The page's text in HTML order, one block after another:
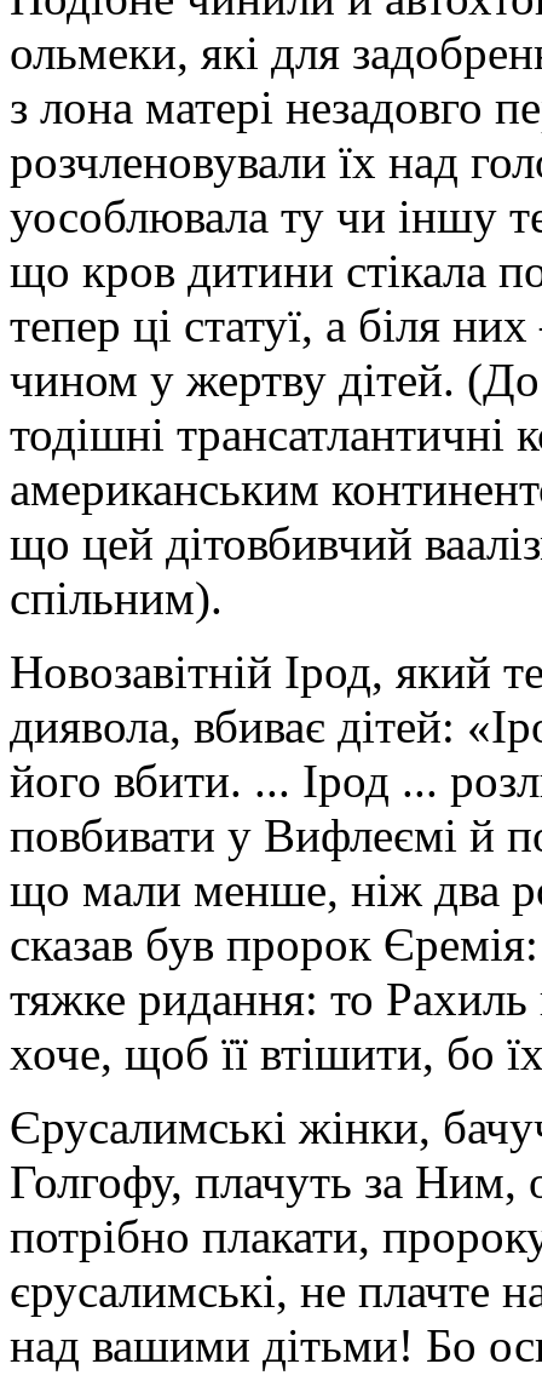
ольмеки, які для
з лона матері незадовго
розчленовували їх над
уособлювала ту чи іншу
що кров дитини стікала
тепер ці статуї, а біля
чином у жертву дітей. (До
тодішні трансатлантичні
американським
що цей дітовбивчий
спільним).
Новозавітній Ірод, який
диявола, вбиває дітей:
його вбити. ... Ірод ...
повбивати у Вифлеємі й
що мали менше, ніж два
сказав був пророк
тяжке ридання: то Рахиль
хоче, щоб її втішити, бо
Єрусалимські жінки,
Голгофу, плачуть за Ним,
потрібно плакати,
єрусалимські, не плачте
над вашими дітьми! Бо